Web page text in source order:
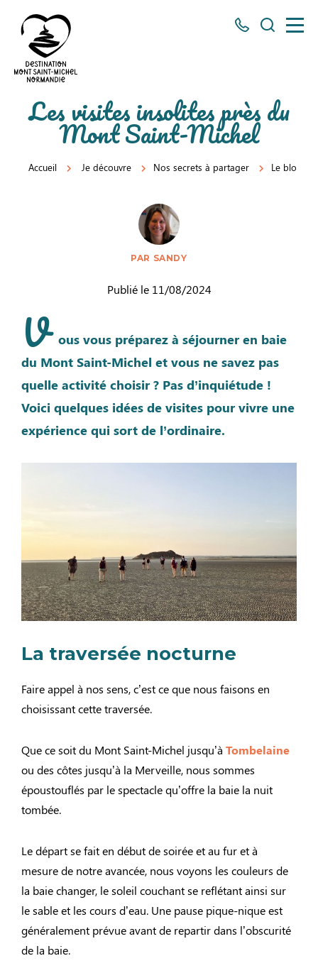
Mont
Normandie
Tous
Les visites insolites près du
Mont Saint-Michel
Accueil Je découvre Nos secrets à partager Le blog
PAR SANDY
Publié le 11/08/2024
V ous vous préparez à séjourner en baie
du Mont Saint-Michel et vous ne savez pas
quelle activité choisir ? Pas d’inquiétude !
Voici quelques idées de visites pour vivre une
expérience qui sort de l’ordinaire.
La traversée nocturne
Faire appel à nos sens, c’est ce que nous faisons en
choisissant cette traversée.
Que ce soit du Mont Saint-Michel jusqu’à Tombelaine
ou des côtes jusqu’à la Merveille, nous sommes
époustouflés par le spectacle qu’offre la baie la nuit
tombée.
Le départ se fait en début de soirée et au fur et à
mesure de notre avancée, nous voyons les couleurs de
la baie changer, le soleil couchant se reflétant ainsi sur
le sable et les cours d’eau. Une pause pique-nique est
généralement prévue avant de repartir dans l’obscurité
de la baie.